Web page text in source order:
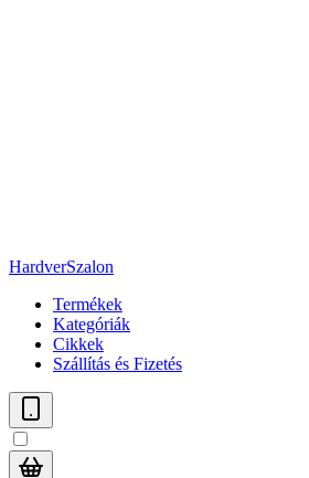
HardverSzalon
Termékek
Kategóriák
Cikkek
Szállítás és Fizetés